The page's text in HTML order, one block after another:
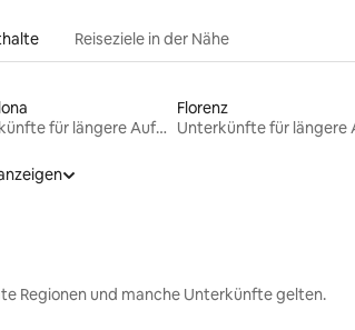
Reiseziele in der Nähe
Unterkünfte für längere Aufenthalte
Florenz
Regionen und manche Unterkünfte gelten.